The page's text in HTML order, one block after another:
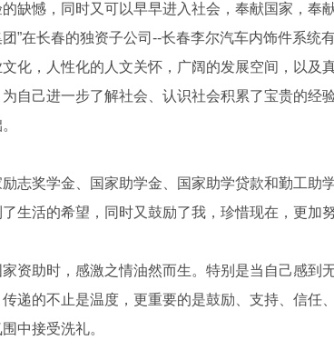
缺憾，同时又可以早早进入社会，奉献国家，奉
”在长春的独资子公司--长春李尔汽车内饰件系统
化，人性化的人文关怀，广阔的发展空间，以及
自己进一步了解社会、认识社会积累了宝贵的经
奖学金、国家助学金、国家助学贷款和勤工助
生活的希望，同时又鼓励了我，珍惜现在，更加
助时，感激之情油然而生。特别是当自己感到
递的不止是温度，更重要的是鼓励、支持、信任
中接受洗礼。